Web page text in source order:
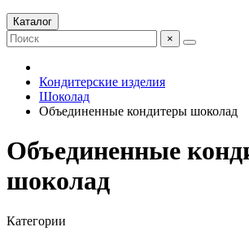
Каталог
×
Кондитерские изделия
Шоколад
Объединенные кондитеры шоколад
Объединенные
шоколад
Категории